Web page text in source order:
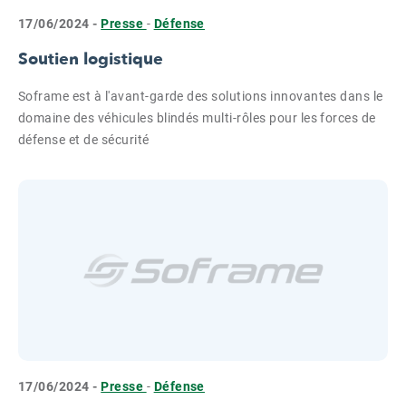
17/06/2024 - Presse - Défense
Soutien logistique
Soframe est à l'avant-garde des solutions innovantes dans le
domaine des véhicules blindés multi-rôles pour les forces de
défense et de sécurité
17/06/2024 - Presse - Défense